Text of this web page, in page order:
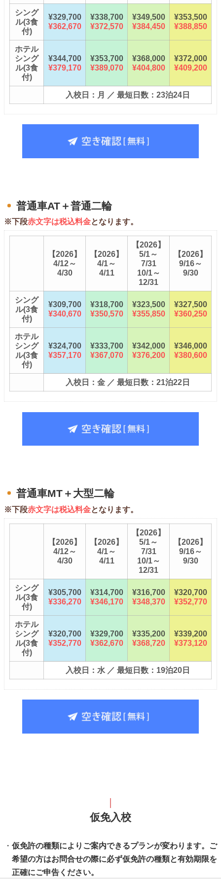
シング
ル(3食
付)
¥329,700
¥362,670
¥338,700
¥372,570
¥349,500
¥384,450
¥353,500
¥388,850
ホテル
シング
ル(3食
付)
¥344,700
¥379,170
¥353,700
¥389,070
¥368,000
¥404,800
¥372,000
¥409,200
入校日：月 ／ 最短日数：23泊24日
普通車AT＋普通二輪
※下段赤文字は税込料金となります。
【2026】
4/12～
4/30
【2026】
4/1～
4/11
【2026】
5/1～
7/31
10/1～
12/31
【2026】
9/16～
9/30
シング
ル(3食
付)
¥309,700
¥340,670
¥318,700
¥350,570
¥323,500
¥355,850
¥327,500
¥360,250
ホテル
シング
ル(3食
付)
¥324,700
¥357,170
¥333,700
¥367,070
¥342,000
¥376,200
¥346,000
¥380,600
入校日：金 ／ 最短日数：21泊22日
普通車MT＋大型二輪
※下段赤文字は税込料金となります。
【2026】
4/12～
4/30
【2026】
4/1～
4/11
【2026】
5/1～
7/31
10/1～
12/31
【2026】
9/16～
9/30
シング
ル(3食
付)
¥305,700
¥336,270
¥314,700
¥346,170
¥316,700
¥348,370
¥320,700
¥352,770
ホテル
シング
ル(3食
付)
¥320,700
¥352,770
¥329,700
¥362,670
¥335,200
¥368,720
¥339,200
¥373,120
入校日：水 ／ 最短日数：19泊20日
仮免入校
仮免許の種類によりご案内できるプランが変わります。ご
希望の方はお問合せの際に必ず仮免許の種類と有効期限を
正確にご申告ください。